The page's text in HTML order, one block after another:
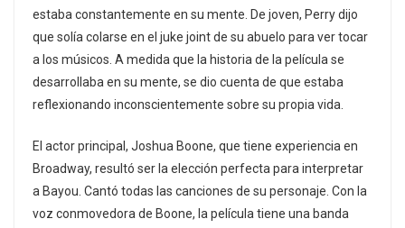
estaba constantemente en su mente. De joven, Perry dijo
que solía colarse en el juke joint de su abuelo para ver tocar
a los músicos. A medida que la historia de la película se
desarrollaba en su mente, se dio cuenta de que estaba
reflexionando inconscientemente sobre su propia vida.
El actor principal, Joshua Boone, que tiene experiencia en
Broadway, resultó ser la elección perfecta para interpretar
a Bayou. Cantó todas las canciones de su personaje. Con la
voz conmovedora de Boone, la película tiene una banda